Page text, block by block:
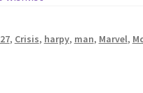
, Crisis, harpy, man, Marvel,